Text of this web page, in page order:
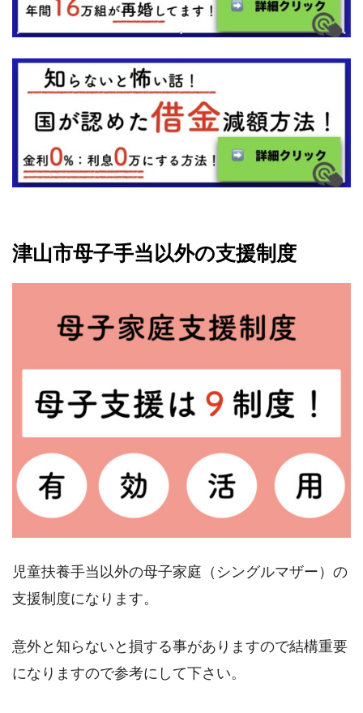
津山市母子手当以外の支援制度
児童扶養手当以外の母子家庭（シングルマザー）の
支援制度になります。
意外と知らないと損する事がありますので結構重要
になりますので参考にして下さい。